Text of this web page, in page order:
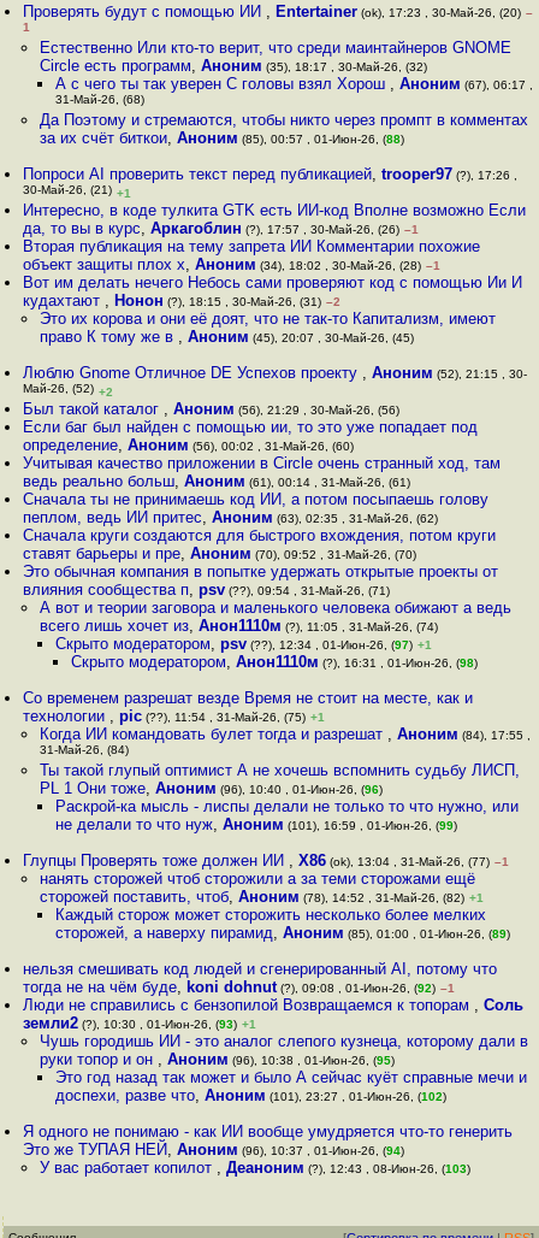
Проверять будут с помощью ИИ , Entertainer (ok), 17:23 , 30-Май-26, (20) –
1
Естественно Или кто-то верит, что среди маинтайнеров GNOME
Circle есть программ, Аноним (35), 18:17 , 30-Май-26, (32)
А с чего ты так уверен С головы взял Хорош , Аноним (67), 06:17 ,
31-Май-26, (68)
Да Поэтому и стремаются, чтобы никто через промпт в комментах
за их счёт биткои, Аноним (85), 00:57 , 01-Июн-26, (88)
Попроси AI проверить текст перед публикацией,trooper97 (?), 17:26 ,
30-Май-26, (21) +1
Интересно, в коде тулкита GTK есть ИИ-код Вполне возможно Если
да, то вы в курс,Аркагоблин (?), 17:57 , 30-Май-26, (26) –1
Вторая публикация на тему запрета ИИ Комментарии похожие
объект защиты плох х,Аноним (34), 18:02 , 30-Май-26, (28) –1
Вот им делать нечего Небось сами проверяют код с помощью Ии И
кудахтают , Нонон (?), 18:15 , 30-Май-26, (31) –2
Это их корова и они её доят, что не так-то Капитализм, имеют
право К тому же в , Аноним (45), 20:07 , 30-Май-26, (45)
Люблю Gnome Отличное DE Успехов проекту ,Аноним (52), 21:15 , 30-
Май-26, (52) +2
Был такой каталог ,Аноним (56), 21:29 , 30-Май-26, (56)
Если баг был найден с помощью ии, то это уже попадает под
определение,Аноним (56), 00:02 , 31-Май-26, (60)
Учитывая качество приложении в Circle очень странный ход, там
ведь реально больш,Аноним (61), 00:14 , 31-Май-26, (61)
Сначала ты не принимаешь код ИИ, а потом посыпаешь голову
пеплом, ведь ИИ притес,Аноним (63), 02:35 , 31-Май-26, (62)
Сначала круги создаются для быстрого вхождения, потом круги
ставят барьеры и пре,Аноним (70), 09:52 , 31-Май-26, (70)
Это обычная компания в попытке удержать открытые проекты от
влияния сообщества п,psv (??), 09:54 , 31-Май-26, (71)
А вот и теории заговора и маленького человека обижают а ведь
всего лишь хочет из, Анон1110м (?), 11:05 , 31-Май-26, (74)
Скрыто модератором, psv(??), 12:34 , 01-Июн-26, (97) +1
Скрыто модератором,Анон1110м (?), 16:31 , 01-Июн-26, (98)
Со временем разрешат везде Время не стоит на месте, как и
технологии ,pic (??), 11:54 , 31-Май-26, (75) +1
Когда ИИ командовать булет тогда и разрешат , Аноним (84), 17:55 ,
31-Май-26, (84)
Ты такой глупый оптимист А не хочешь вспомнить судьбу ЛИСП,
PL 1 Они тоже, Аноним (96), 10:40 , 01-Июн-26, (96)
Раскрой-ка мысль - лиспы делали не только то что нужно, или
не делали то что нуж, Аноним (101), 16:59 , 01-Июн-26, (99)
Глупцы Проверять тоже должен ИИ ,X86 (ok), 13:04 , 31-Май-26, (77) –1
нанять сторожей чтоб сторожили а за теми сторожами ещё
сторожей поставить, чтоб, Аноним (78), 14:52 , 31-Май-26, (82) +1
Каждый сторож может сторожить несколько более мелких
сторожей, а наверху пирамид, Аноним (85), 01:00 , 01-Июн-26, (89)
нельзя смешивать код людей и сгенерированный AI, потому что
тогда не на чём буде, koni dohnut (?), 09:08 , 01-Июн-26, (92) –1
Люди не справились с бензопилой Возвращаемся к топорам ,Соль
земли2 (?), 10:30 , 01-Июн-26, (93) +1
Чушь городишь ИИ - это аналог слепого кузнеца, которому дали в
руки топор и он , Аноним (96), 10:38 , 01-Июн-26, (95)
Это год назад так может и было А сейчас куёт справные мечи и
доспехи, разве что, Аноним (101), 23:27 , 01-Июн-26, (102)
Я одного не понимаю - как ИИ вообще умудряется что-то генерить
Это же ТУПАЯ НЕЙ,Аноним (96), 10:37 , 01-Июн-26, (94)
У вас работает копилот , Деаноним (?), 12:43 , 08-Июн-26, (103)